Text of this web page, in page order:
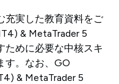
充実した教育資料をご
& MetaTrader 5
ために必要な中核スキ
す。なお、GO
& MetaTrader 5